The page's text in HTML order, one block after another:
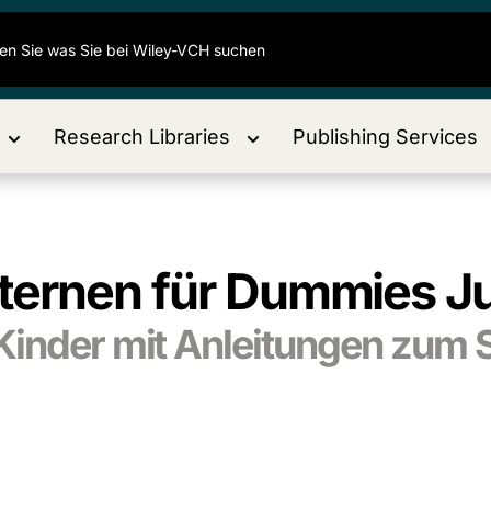
Research Libraries Publishing Services
für Dummies
mit Anleitungen zum